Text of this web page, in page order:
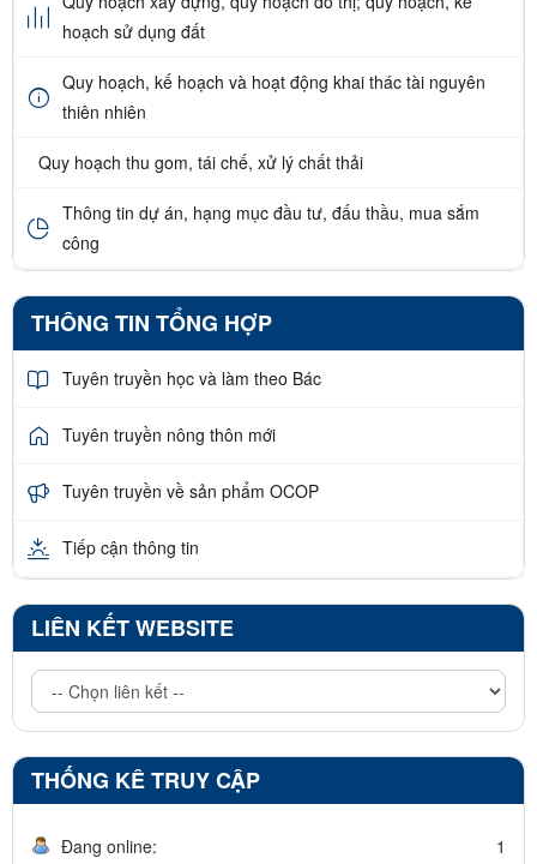
hoạch sử dụng đất
Quy hoạch, kế hoạch và hoạt động khai thác tài nguyên
thiên nhiên
Quy hoạch thu gom, tái chế, xử lý chất thải
Thông tin dự án, hạng mục đầu tư, đấu thầu, mua sắm
công
THÔNG TIN TỔNG HỢP
Tuyên truyền học và làm theo Bác
Tuyên truyền nông thôn mới
Tuyên truyền về sản phẩm OCOP
Tiếp cận thông tin
LIÊN KẾT WEBSITE
THỐNG KÊ TRUY CẬP
Đang online: 1